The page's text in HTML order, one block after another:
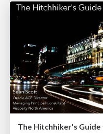
The Hitchhiker's